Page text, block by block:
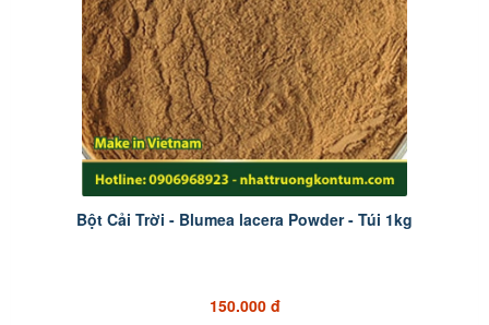
Bột Cải Trời - Blumea lacera Powder - Túi 1kg
150.000 đ